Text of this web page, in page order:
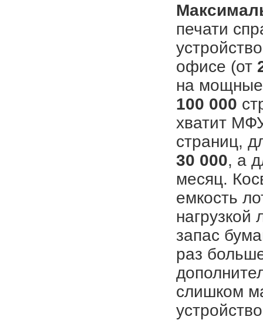
печати
офисе (от
на мощные
100 000
хватит
страниц,
30 000, а
месяц.
емкость
нагрузкой
запас
раз
слишком